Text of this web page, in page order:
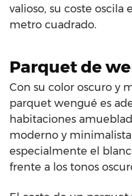
valioso, su coste
metro cuadrado.
Parquet de
Con su color oscuro y
parquet wengué es
habitaciones
moderno y
especialmente el
frente a los tonos